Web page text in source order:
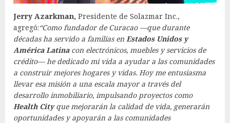
Jerry Azarkman, Presidente de Solazmar Inc.,
agregó:“Como fundador de Curacao —que durante
décadas ha servido a familias en Estados Unidos y
América Latina con electrónicos, muebles y servicios de
crédito— he dedicado mi vida a ayudar a las comunidades
a construir mejores hogares y vidas. Hoy me entusiasma
llevar esa misión a una escala mayor a través del
desarrollo inmobiliario, impulsando proyectos como
Health Cityque mejorarán la calidad de vida, generarán
oportunidades y apoyarán a las comunidades